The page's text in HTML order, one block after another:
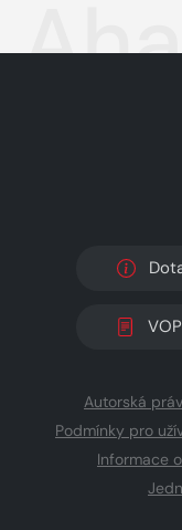
VOP
Autorská
Podmínky pro
Informace